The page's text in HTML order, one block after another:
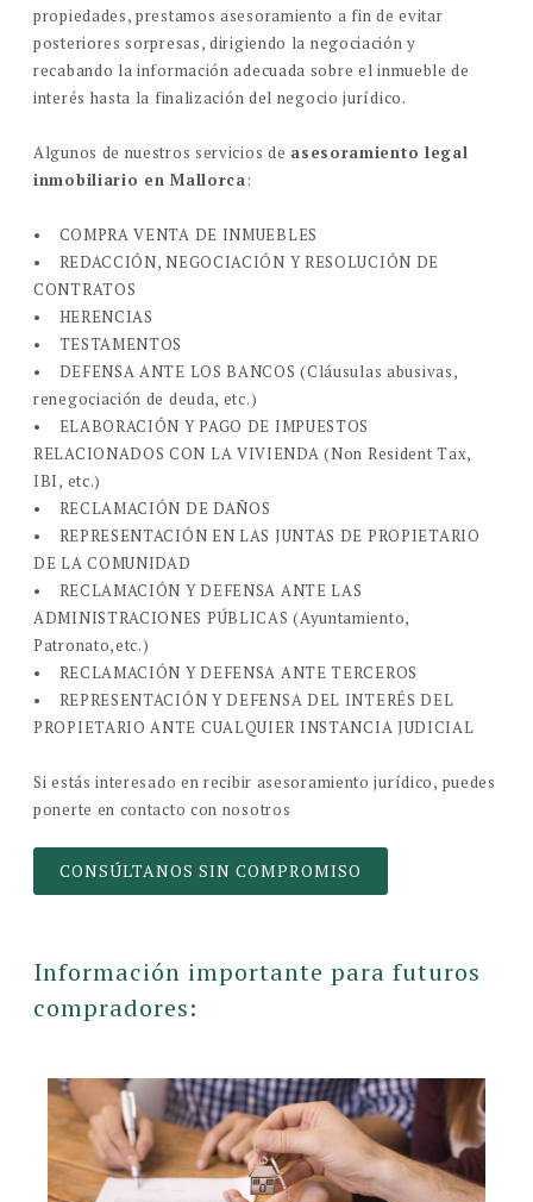
propiedades, prestamos asesoramiento a fin de evitar
posteriores sorpresas, dirigiendo la negociación y
recabando la información adecuada sobre el inmueble de
interés hasta la finalización del negocio jurídico.
Algunos de nuestros servicios de asesoramiento legal
inmobiliario en Mallorca:
• COMPRA VENTA DE INMUEBLES
• REDACCIÓN, NEGOCIACIÓN Y RESOLUCIÓN DE
CONTRATOS
• HERENCIAS
• TESTAMENTOS
• DEFENSA ANTE LOS BANCOS (Cláusulas abusivas,
renegociación de deuda, etc.)
• ELABORACIÓN Y PAGO DE IMPUESTOS
RELACIONADOS CON LA VIVIENDA (Non Resident Tax,
IBI, etc.)
• RECLAMACIÓN DE DAÑOS
• REPRESENTACIÓN EN LAS JUNTAS DE PROPIETARIO
DE LA COMUNIDAD
• RECLAMACIÓN Y DEFENSA ANTE LAS
ADMINISTRACIONES PÚBLICAS (Ayuntamiento,
Patronato,etc.)
• RECLAMACIÓN Y DEFENSA ANTE TERCEROS
• REPRESENTACIÓN Y DEFENSA DEL INTERÉS DEL
PROPIETARIO ANTE CUALQUIER INSTANCIA JUDICIAL
Si estás interesado en recibir asesoramiento jurídico, puedes
ponerte en contacto con nosotros
CONSÚLTANOS SIN COMPROMISO
Información importante para futuros
compradores: